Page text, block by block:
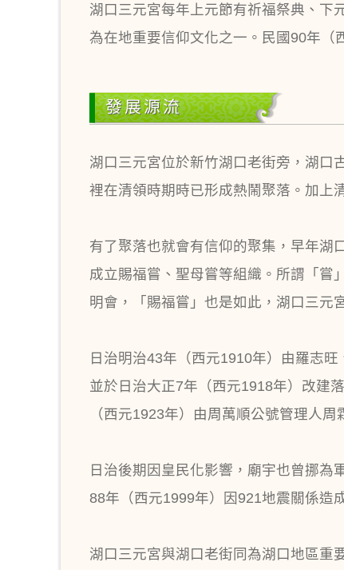
湖口三元宮每年上元節有祈福祭典、下
為在地重要信仰文化之一。民國90年（
發展源流
湖口三元宮位於新竹湖口老街旁，湖口
裡在清領時期時已形成熱鬧聚落。加上
有了聚落也就會有信仰的聚集，早年湖
成立賜福嘗、聖母嘗等組織。所謂「嘗
明會，「賜福嘗」也是如此，湖口三元
日治明治43年（西元1910年）由羅志
並於日治大正7年（西元1918年）改建
（西元1923年）由周萬順公號管理人
日治後期因皇民化影響，廟宇也曾挪為
88年（西元1999年）因921地震關係造
湖口三元宮與湖口老街同為湖口地區重